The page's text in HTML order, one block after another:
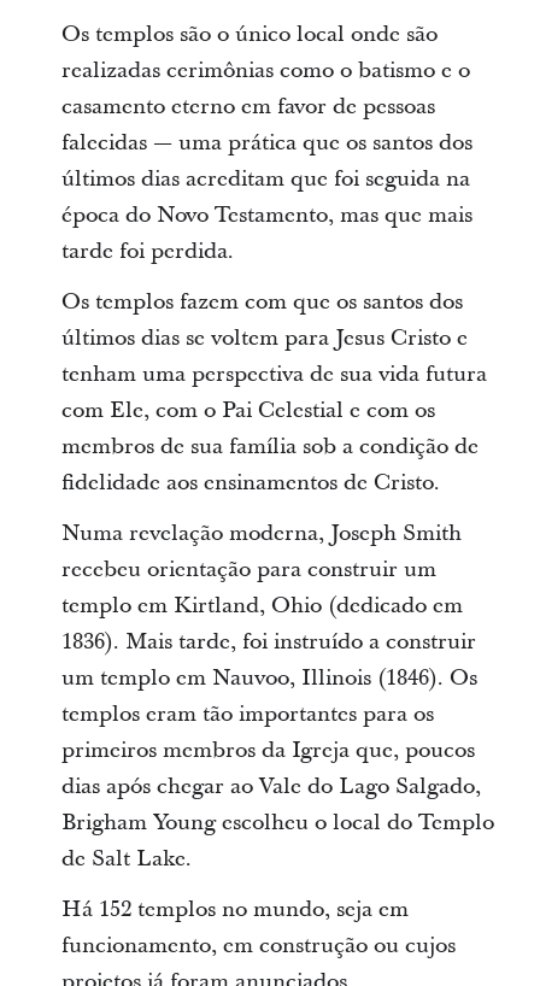
Os templos são o único local onde são
realizadas cerimônias como o batismo e o
casamento eterno em favor de pessoas
falecidas — uma prática que os santos dos
últimos dias acreditam que foi seguida na
época do Novo Testamento, mas que mais
tarde foi perdida.
Os templos fazem com que os santos dos
últimos dias se voltem para Jesus Cristo e
tenham uma perspectiva de sua vida futura
com Ele, com o Pai Celestial e com os
membros de sua família sob a condição de
fidelidade aos ensinamentos de Cristo.
Numa revelação moderna, Joseph Smith
recebeu orientação para construir um
templo em Kirtland, Ohio (dedicado em
1836). Mais tarde, foi instruído a construir
um templo em Nauvoo, Illinois (1846). Os
templos eram tão importantes para os
primeiros membros da Igreja que, poucos
dias após chegar ao Vale do Lago Salgado,
Brigham Young escolheu o local do Templo
de Salt Lake.
Há 152 templos no mundo, seja em
funcionamento, em construção ou cujos